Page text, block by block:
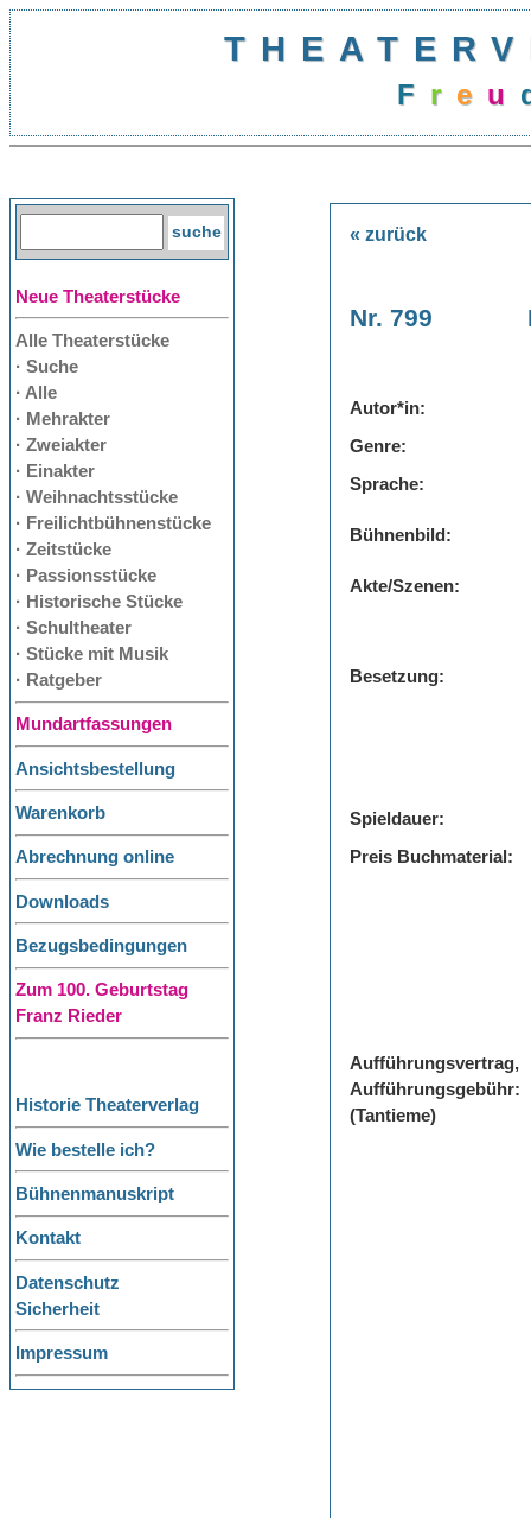
Freu
Neue Theaterstücke
Alle Theaterstücke
· Suche
· Alle
· Mehrakter
· Zweiakter
· Einakter
· Weihnachtsstücke
· Freilichtbühnenstücke
· Zeitstücke
· Passionsstücke
· Historische Stücke
· Schultheater
· Stücke mit Musik
· Ratgeber
Mundartfassungen
Ansichtsbestellung
Warenkorb
Abrechnung online
Downloads
Bezugsbedingungen
Zum 100. Geburtstag
Franz Rieder
Historie Theaterverlag
Wie bestelle ich?
Bühnenmanuskript
Kontakt
Datenschutz
Sicherheit
Impressum
« zurück
Nr. 799
Autor*in:
Genre:
Sprache:
Bühnenbild:
Akte/Szenen:
Besetzung:
Spieldauer:
Preis Buchmaterial:
Aufführungsvertrag,
Aufführungsgebühr:
(Tantieme)